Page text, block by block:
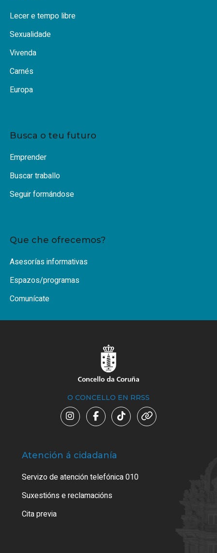
Lecer e tempo libre
Sexualidade
Vivenda
Carnés
Europa
Busca o teu futuro
Emprender
Buscar traballo
Seguir formándose
Que che ofrecemos?
Asesorías informativas
Espazos/programas
Comunícate
O CONCELLO EN RRSS
Atención á cidadanía
Servizo de atención telefónica 010
Suxestións e reclamacións
Cita previa